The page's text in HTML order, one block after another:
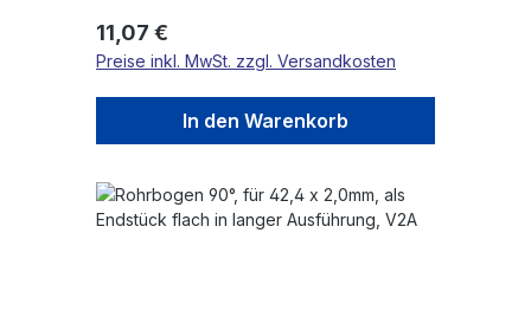
Regulärer Preis:
11,07 €
Preise inkl. MwSt. zzgl. Versandkosten
In den Warenkorb